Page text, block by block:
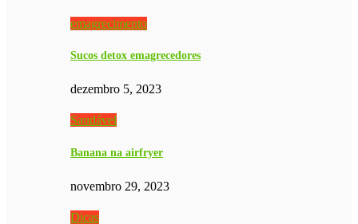
emagrecimento
Sucos detox emagrecedores
dezembro 5, 2023
Saudável
Banana na airfryer
novembro 29, 2023
Dicas